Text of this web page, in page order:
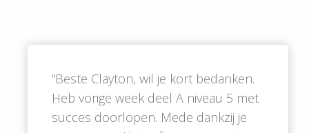
“Beste Clayton, wil je kort bedanken.
Heb vorige week deel A niveau 5 met
succes doorlopen. Mede dankzij je